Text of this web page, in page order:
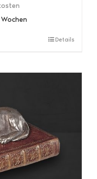
Details